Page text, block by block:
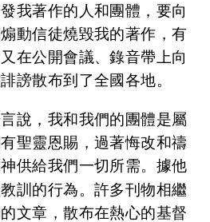
我著作的人和團體，要向
動信徒燒毀我的著作，有
在公開會議、錄音帶上向
謗散布到了全國各地。
說，我和我們的團體是屬
聖靈恩賜，過著悔改和禱
供給我們一切所需。據他
訓的行為。許多刊物相繼
文章，散布在熱心的基督